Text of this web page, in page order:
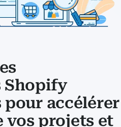
Shopify
accélérer
vos projets et